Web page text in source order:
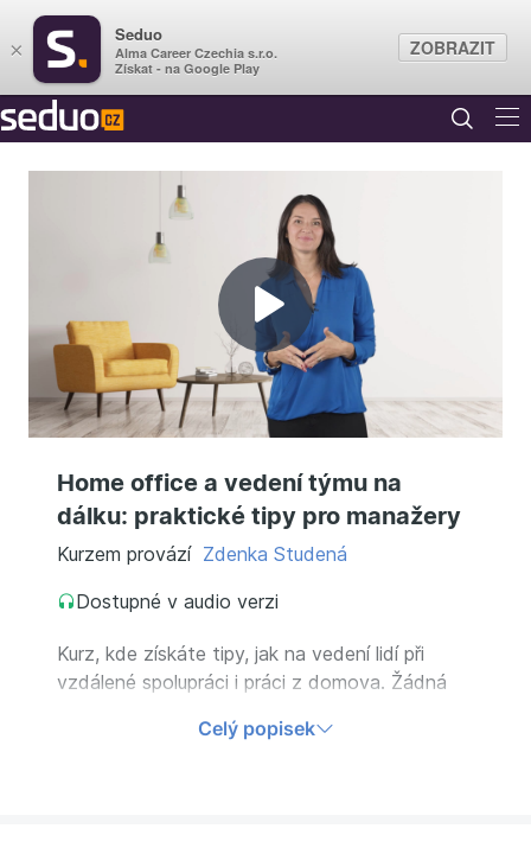
Přehrát
video
Home office a vedení týmu na
dálku: praktické tipy pro manažery
Kurzem provází Zdenka Studená
Dostupné v audio verzi
Kurz, kde získáte tipy, jak na vedení lidí při
vzdálené spolupráci i práci z domova. Žádná
manažerů, jejich chyby i řešení. Získejte
Celý popisek
×
Seduo
Alma Career Czechia s.r.o.
Získat - na Google Play
ZOBRAZIT